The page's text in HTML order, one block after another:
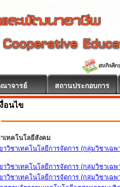
าจารย์ สถานประกอบการ
อนไข
เทคโนโลยีสังคม
าวิชาเทคโนโลยีการจัดการ (กลุ่มวิชาเฉพ
าวิชาเทคโนโลยีการจัดการ (กลุ่มวิชาเฉ
าวิชาเทคโนโลยีการจัดการ (กลุ่มวิชาเฉพ